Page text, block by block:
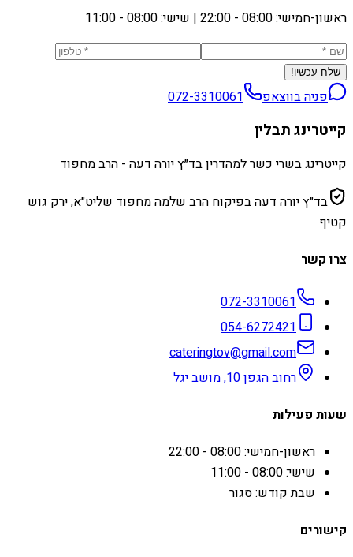
ראשון-חמישי: 08:00 - 22:00
| שישי: 08:00 - 11:00
שלח עכשיו!
פניה בווצאפ 072-3310061
קייטרינג תבלין
קייטרינג בשרי כשר למהדרין בד״ץ יורה דעה - הרב מחפוד
בד״ץ יורה דעה בפיקוח הרב שלמה מחפוד שליט״א, ירק גוש
קטיף
צרו קשר
072-3310061
054-6272421
cateringtov@gmail.com
רחוב הגפן 10, מושב יגל
שעות פעילות
ראשון-חמישי: 08:00 - 22:00
שישי: 08:00 - 11:00
שבת קודש: סגור
קישורים